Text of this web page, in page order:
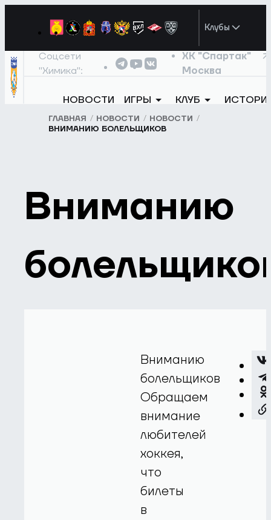
Клубы
Соцсети
"Химика":
ХК "Спартак"
Москва
НОВОСТИ ИГРЫ КЛУБ
ГЛАВНАЯ НОВОСТИ
НОВОСТИ
ВНИМАНИЮ БОЛЕЛЬЩИКОВ
Вниманию
Вниманию
болельщиков
Обращаем
внимание
любителей
хоккея,
что
билеты
в